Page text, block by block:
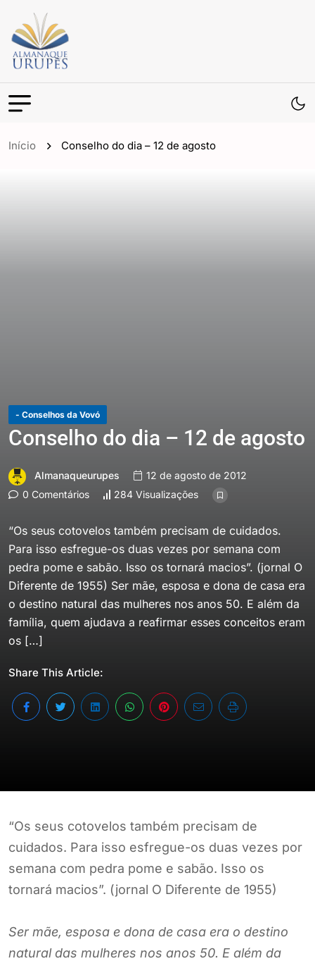
Início Conselho do dia – 12 de agosto
- Conselhos da Vovó
Conselho do dia – 12 de agosto
Almanaqueurupes
12 de agosto de 2012
0 Comentários
284 Visualizações
“Os seus cotovelos também precisam de cuidados.
Para isso esfregue-os duas vezes por semana com
pedra pome e sabão. Isso os tornará macios”. (jornal O
Diferente de 1955) Ser mãe, esposa e dona de casa era
o destino natural das mulheres nos anos 50. E além da
família, quem ajudava a reafirmar esses conceitos eram
os […]
Share This Article:
“Os seus cotovelos também precisam de
cuidados. Para isso esfregue-os duas vezes por
semana com pedra pome e sabão. Isso os
tornará macios”. (jornal O Diferente de 1955)
Ser mãe, esposa e dona de casa era o destino
natural das mulheres nos anos 50. E além da